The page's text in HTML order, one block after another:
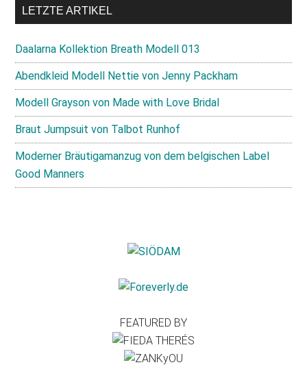
LETZTE ARTIKEL
Daalarna Kollektion Breath Modell 013
Abendkleid Modell Nettie von Jenny Packham
Modell Grayson von Made with Love Bridal
Braut Jumpsuit von Talbot Runhof
Moderner Bräutigamanzug von dem belgischen Label
Good Manners
FEATURED BY